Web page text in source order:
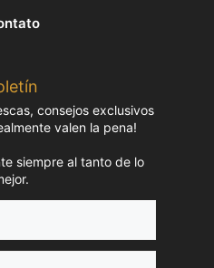
consejos exclusivos
valen la pena!
siempre al tanto de lo